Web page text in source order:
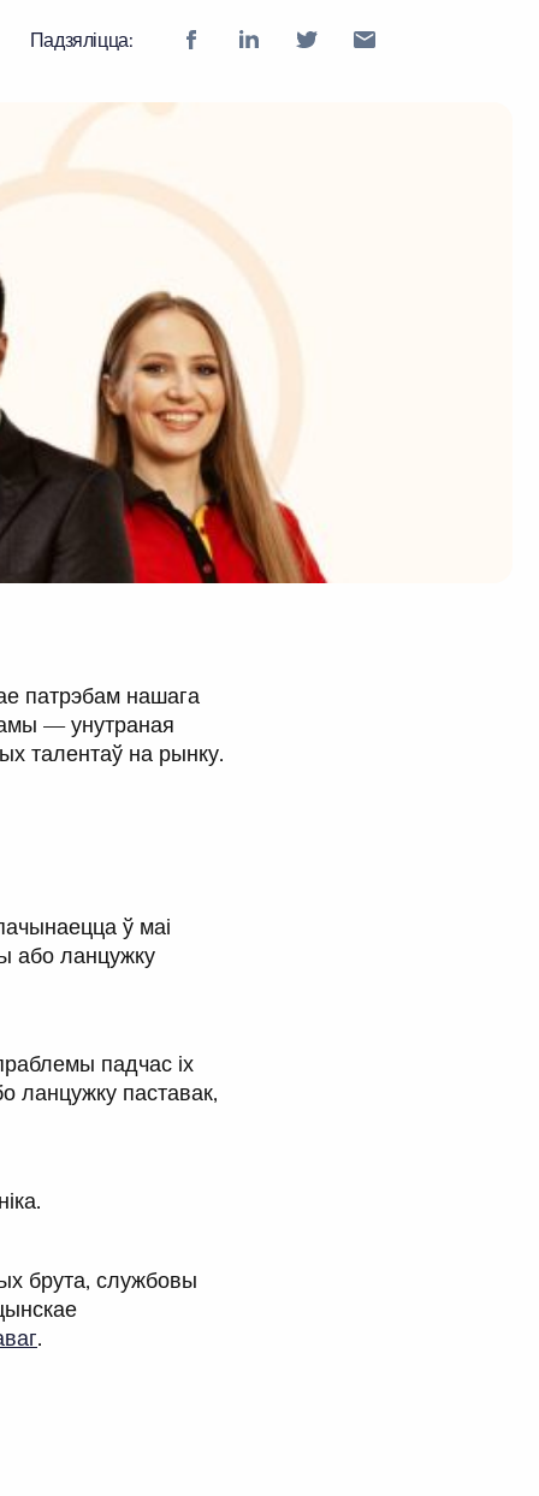
Падзяліцца:
патрэбам нашага
— унутраная
талентаў на рынку.
ў маі
або ланцужку
падчас іх
ланцужку паставак,
брута, службовы
.